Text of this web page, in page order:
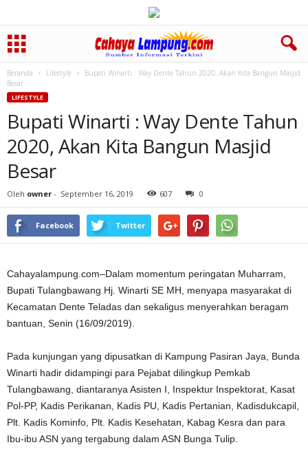
Beranda Lifestyle
Bupati Winarti : Way Dente Tahun 2020, Akan Kita Bangun Masjid
Besar
LIFESTYLE
Bupati Winarti : Way Dente Tahun
2020, Akan Kita Bangun Masjid
Besar
Oleh owner - September 16, 2019 607 0
Facebook Twitter
Cahayalampung.com–Dalam momentum peringatan Muharram,
Bupati Tulangbawang Hj. Winarti SE MH, menyapa masyarakat di
Kecamatan Dente Teladas dan sekaligus menyerahkan beragam
bantuan, Senin (16/09/2019).
Pada kunjungan yang dipusatkan di Kampung Pasiran Jaya, Bunda
Winarti hadir didampingi para Pejabat dilingkup Pemkab
Tulangbawang, diantaranya Asisten I, Inspektur Inspektorat, Kasat
Pol-PP, Kadis Perikanan, Kadis PU, Kadis Pertanian, Kadisdukcapil,
Plt. Kadis Kominfo, Plt. Kadis Kesehatan, Kabag Kesra dan para
Ibu-ibu ASN yang tergabung dalam ASN Bunga Tulip.